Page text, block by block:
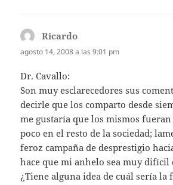
Ricardo
agosto 14, 2008 a las 9:01 pm
Dr. Cavallo:
Son muy esclarecedores sus
decirle que los comparto desde
me gustaría que los mismos
poco en el resto de la sociedad;
feroz campaña de desprestigio
hace que mi anhelo sea muy difícil
¿Tiene alguna idea de cuál sería la